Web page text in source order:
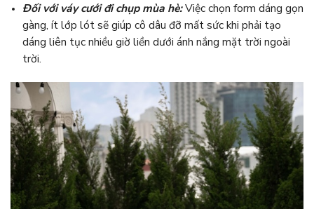
Đối với váy cưới đi chụp mùa hè:Việc chọn form dáng gọn
gàng, ít lớp lót sẽ giúp cô dâu đỡ mất sức khi phải tạo
dáng liên tục nhiều giờ liền dưới ánh nắng mặt trời ngoài
trời.